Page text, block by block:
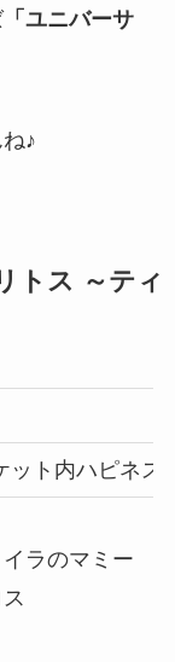
「ユニバーサ
♪
トス ～ティ
ット内ハピネ
ラのマミー